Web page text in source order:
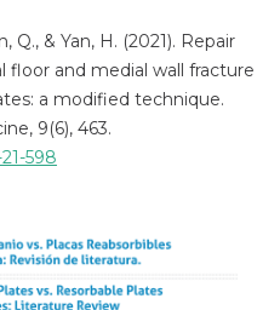
Q., & Yan, H. (2021). Repair
floor and medial wall fracture
a modified technique.
9(6), 463.
598